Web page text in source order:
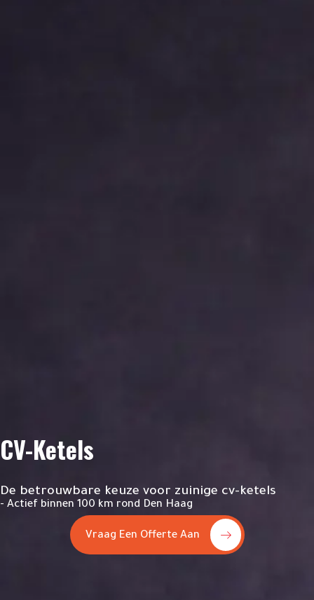
CV-Ketels
De betrouwbare keuze voor zuinige cv-ketels
- Actief binnen 100 km rond Den Haag
Vraag Een Offerte Aan